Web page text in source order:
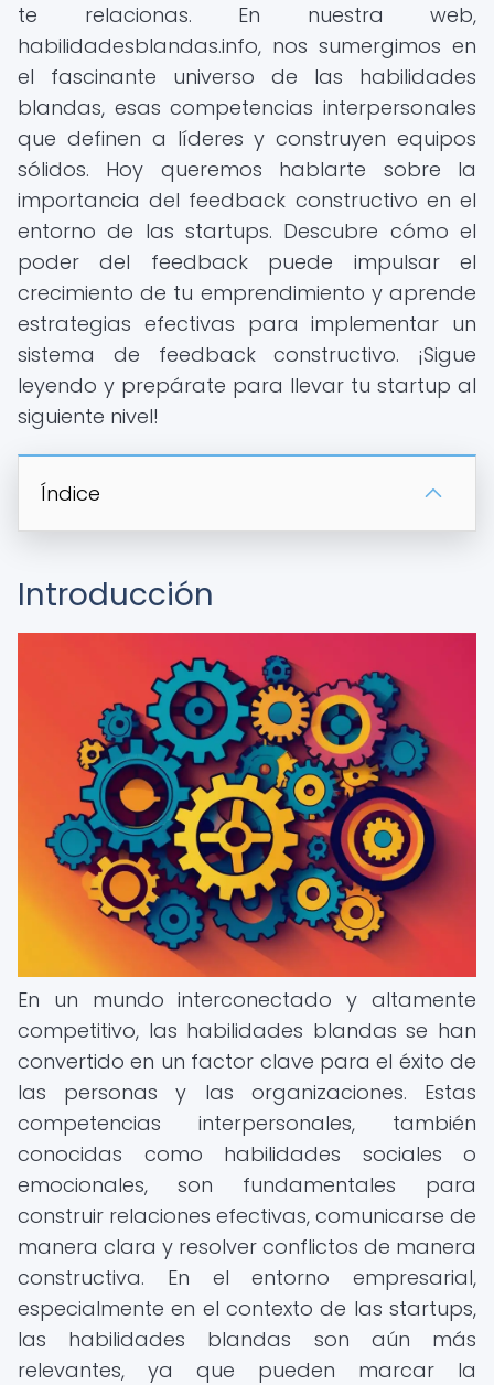
te relacionas. En nuestra web,
habilidadesblandas.info, nos sumergimos en
el fascinante universo de las habilidades
blandas, esas competencias interpersonales
que definen a líderes y construyen equipos
sólidos. Hoy queremos hablarte sobre la
importancia del feedback constructivo en el
entorno de las startups. Descubre cómo el
poder del feedback puede impulsar el
crecimiento de tu emprendimiento y aprende
estrategias efectivas para implementar un
sistema de feedback constructivo. ¡Sigue
leyendo y prepárate para llevar tu startup al
siguiente nivel!
Índice
Introducción
En un mundo interconectado y altamente
competitivo, las habilidades blandas se han
convertido en un factor clave para el éxito de
las personas y las organizaciones. Estas
competencias interpersonales, también
conocidas como habilidades sociales o
emocionales, son fundamentales para
construir relaciones efectivas, comunicarse de
manera clara y resolver conflictos de manera
constructiva. En el entorno empresarial,
especialmente en el contexto de las startups,
las habilidades blandas son aún más
relevantes, ya que pueden marcar la